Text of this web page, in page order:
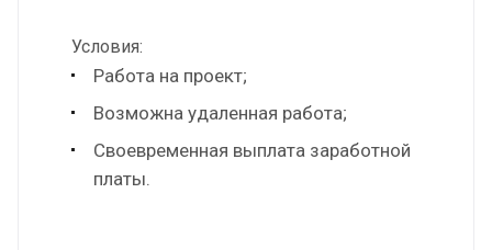
Условия:
Работа на проект;
Возможна удаленная работа;
Своевременная выплата заработной
платы.